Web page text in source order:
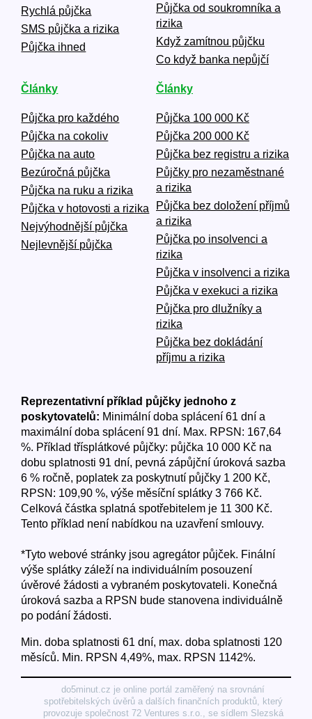
Rychlá půjčka
SMS půjčka a rizika
Půjčka ihned
Půjčka od soukromníka a
rizika
Když zamítnou půjčku
Co když banka nepůjčí
Články
Půjčka pro každého
Půjčka na cokoliv
Půjčka na auto
Bezúročná půjčka
Půjčka na ruku a rizika
Půjčka v hotovosti a rizika
Nejvýhodnější půjčka
Nejlevnější půjčka
Články
Půjčka 100 000 Kč
Půjčka 200 000 Kč
Půjčka bez registru a rizika
Půjčky pro nezaměstnané
a rizika
Půjčka bez doložení příjmů
a rizika
Půjčka po insolvenci a
rizika
Půjčka v insolvenci a rizika
Půjčka v exekuci a rizika
Půjčka pro dlužníky a
rizika
Půjčka bez dokládání
příjmu a rizika
Reprezentativní příklad půjčky jednoho z
poskytovatelů: Minimální doba splácení 61 dní a
maximální doba splácení 91 dní. Max. RPSN: 167,64
%. Příklad třísplátkové půjčky: půjčka 10 000 Kč na
dobu splatnosti 91 dní, pevná zápůjční úroková sazba
6 % ročně, poplatek za poskytnutí půjčky 1 200 Kč,
RPSN: 109,90 %, výše měsíční splátky 3 766 Kč.
Celková částka splatná spotřebitelem je 11 300 Kč.
Tento příklad není nabídkou na uzavření smlouvy.
*Tyto webové stránky jsou agregátor půjček. Finální
výše splátky záleží na individuálním posouzení
úvěrové žádosti a vybraném poskytovateli. Konečná
úroková sazba a RPSN bude stanovena individuálně
po podání žádosti.
Min. doba splatnosti 61 dní, max. doba splatnosti 120
měsíců. Min. RPSN 4,49%, max. RPSN 1142%.
do5minut.cz je online portál zaměřený na srovnání
spotřebitelských úvěrů a dalších finančních produktů, který
provozuje společnost 72 Ventures s.r.o., se sídlem Slezská